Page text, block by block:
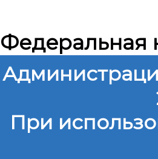
Федеральная
При